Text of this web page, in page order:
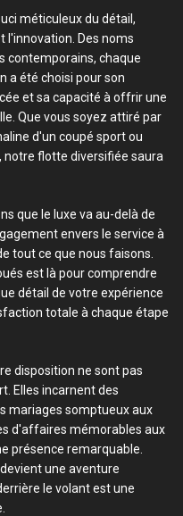
méticuleux du détail,
l'innovation. Des noms
contemporains, chaque
a été choisi pour son
et sa capacité à offrir une
Que vous soyez attiré par
d'un coupé sport ou
notre flotte diversifiée saura
que le luxe va au-delà de
envers le service à
tout ce que nous faisons.
est là pour comprendre
détail de votre expérience
totale à chaque étape
disposition ne sont pas
Elles incarnent des
mariages somptueux aux
d'affaires mémorables aux
présence remarquable.
une aventure
le volant est une